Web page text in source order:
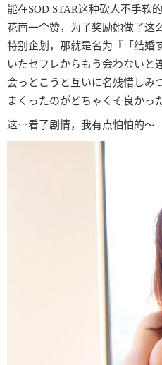
能在SOD STAR这种砍人不手软
花南一个赞，为了奖励她做了这
特别企划，那就是名为『「结
いたセフレからもう会わない
会っとこうと互いに名残惜しみ
まくったのがどちゃくそ良かっ
这⋯看了剧情，我有点怕怕的〜